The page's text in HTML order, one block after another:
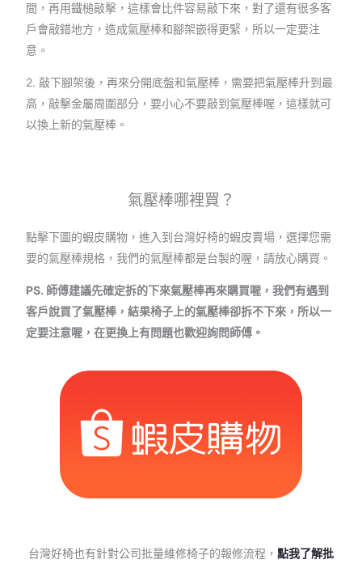
間，再用鐵槌敲擊，這樣會比件容易敲下來，對了還有很多客
戶會敲錯地方，造成氣壓棒和腳架嵌得更緊，所以一定要注
意。
2. 敲下腳架後，再來分開底盤和氣壓棒，需要把氣壓棒升到最
高，敲擊金屬周圍部分，要小心不要敲到氣壓棒喔，這樣就可
以換上新的氣壓棒。
氣壓棒哪裡買？
點擊下圖的蝦皮購物，進入到台灣好椅的蝦皮賣場，選擇您需
要的氣壓棒規格，我們的氣壓棒都是台製的喔，請放心購買。
PS. 師傅建議先確定拆的下來氣壓棒再來購買喔，我們有遇到
客戶說買了氣壓棒，結果椅子上的氣壓棒卻拆不下來，所以一
定要注意喔，在更換上有問題也歡迎詢問師傅。
台灣好椅也有針對公司批量維修椅子的報修流程， 點我了解批